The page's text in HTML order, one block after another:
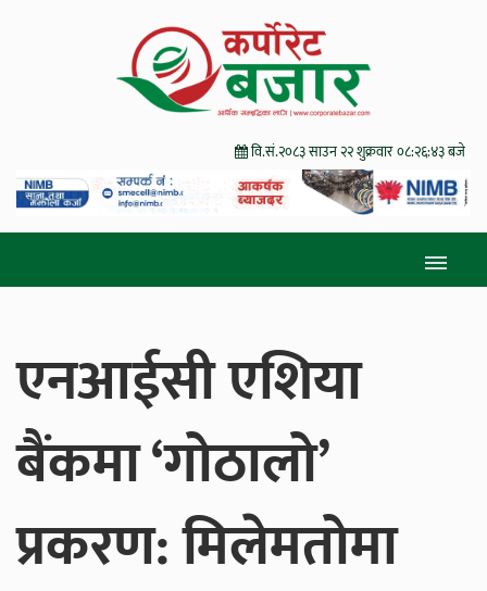
वि.सं.२०८३ साउन २२ शुक्रवार ०८:२६:४५ बजे
एनआईसी एशिया
बैंकमा ‘गोठालो’
प्रकरण: मिलेमतोमा